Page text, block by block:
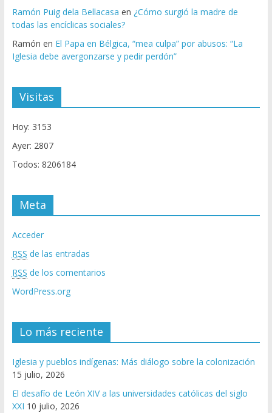
Ramón Puig dela Bellacasa en ¿Cómo surgió la madre de
todas las encíclicas sociales?
Ramón en El Papa en Bélgica, “mea culpa” por abusos: “La
Iglesia debe avergonzarse y pedir perdón”
Visitas
Hoy: 3153
Ayer: 2807
Todos: 8206184
Meta
Acceder
RSS de las entradas
RSS de los comentarios
WordPress.org
Lo más reciente
Iglesia y pueblos indígenas: Más diálogo sobre la colonización
15 julio, 2026
El desafío de León XIV a las universidades católicas del siglo
XXI 10 julio, 2026